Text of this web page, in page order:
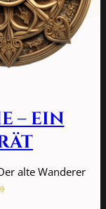
– ein
alte Wanderer